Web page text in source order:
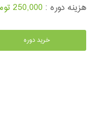
هزینه دوره : 250,000 تومان
خرید دوره